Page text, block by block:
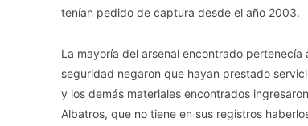
tenían pedido de captura desde el año 2003.
La mayoría del arsenal encontrado
seguridad negaron que hayan prestado
y los demás materiales encontrados
Albatros, que no tiene en sus registros